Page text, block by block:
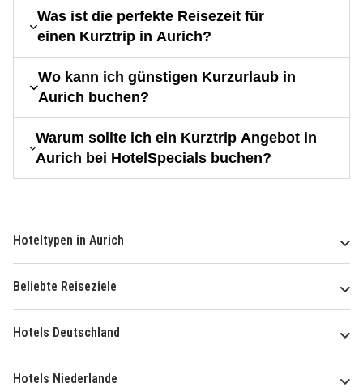
Was ist die perfekte Reisezeit für
einen Kurztrip in Aurich?
Wo kann ich günstigen Kurzurlaub in
Aurich buchen?
Warum sollte ich ein Kurztrip Angebot in
Aurich bei HotelSpecials buchen?
Hoteltypen in Aurich
Beliebte Reiseziele
Hotels Deutschland
Hotels Niederlande